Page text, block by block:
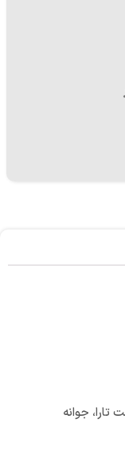
جوانه